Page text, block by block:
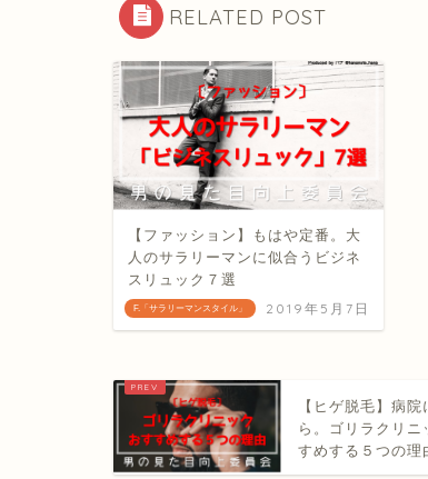
RELATED POST
F.「サラリーマンスタイル」
【ファッション】もはや定番。大
人のサラリーマンに似合うビジネ
スリュック７選
2019年5月7日
【ヒゲ脱毛】病院
ら。ゴリラクリニ
すめする５つの理